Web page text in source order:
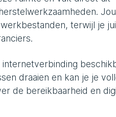
terwijl je
draaien en kan je je
de bereikbaarheid en